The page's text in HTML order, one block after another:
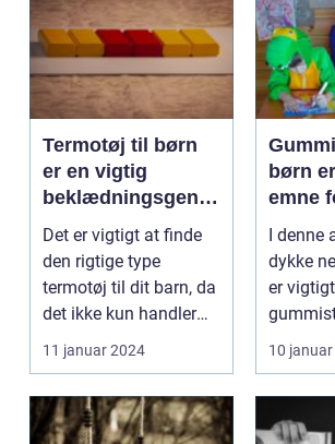
Termotøj til børn
er en vigtig
beklædningsgenst
and, der sikrer, at
vores små elskede
kan holde sig
varme og
kolde
vintermåneder
Det er vigtigt at finde
den rigtige type
termotøj til dit barn, da
det ikke kun handler
om at holde ...
11 januar 2024
børn
emne
deres
vådt
I denne
dykke
er
10